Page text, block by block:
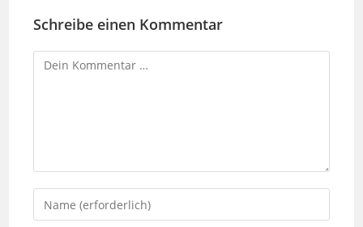
Schreibe einen Kommentar
Kommentar
Gib
deinen